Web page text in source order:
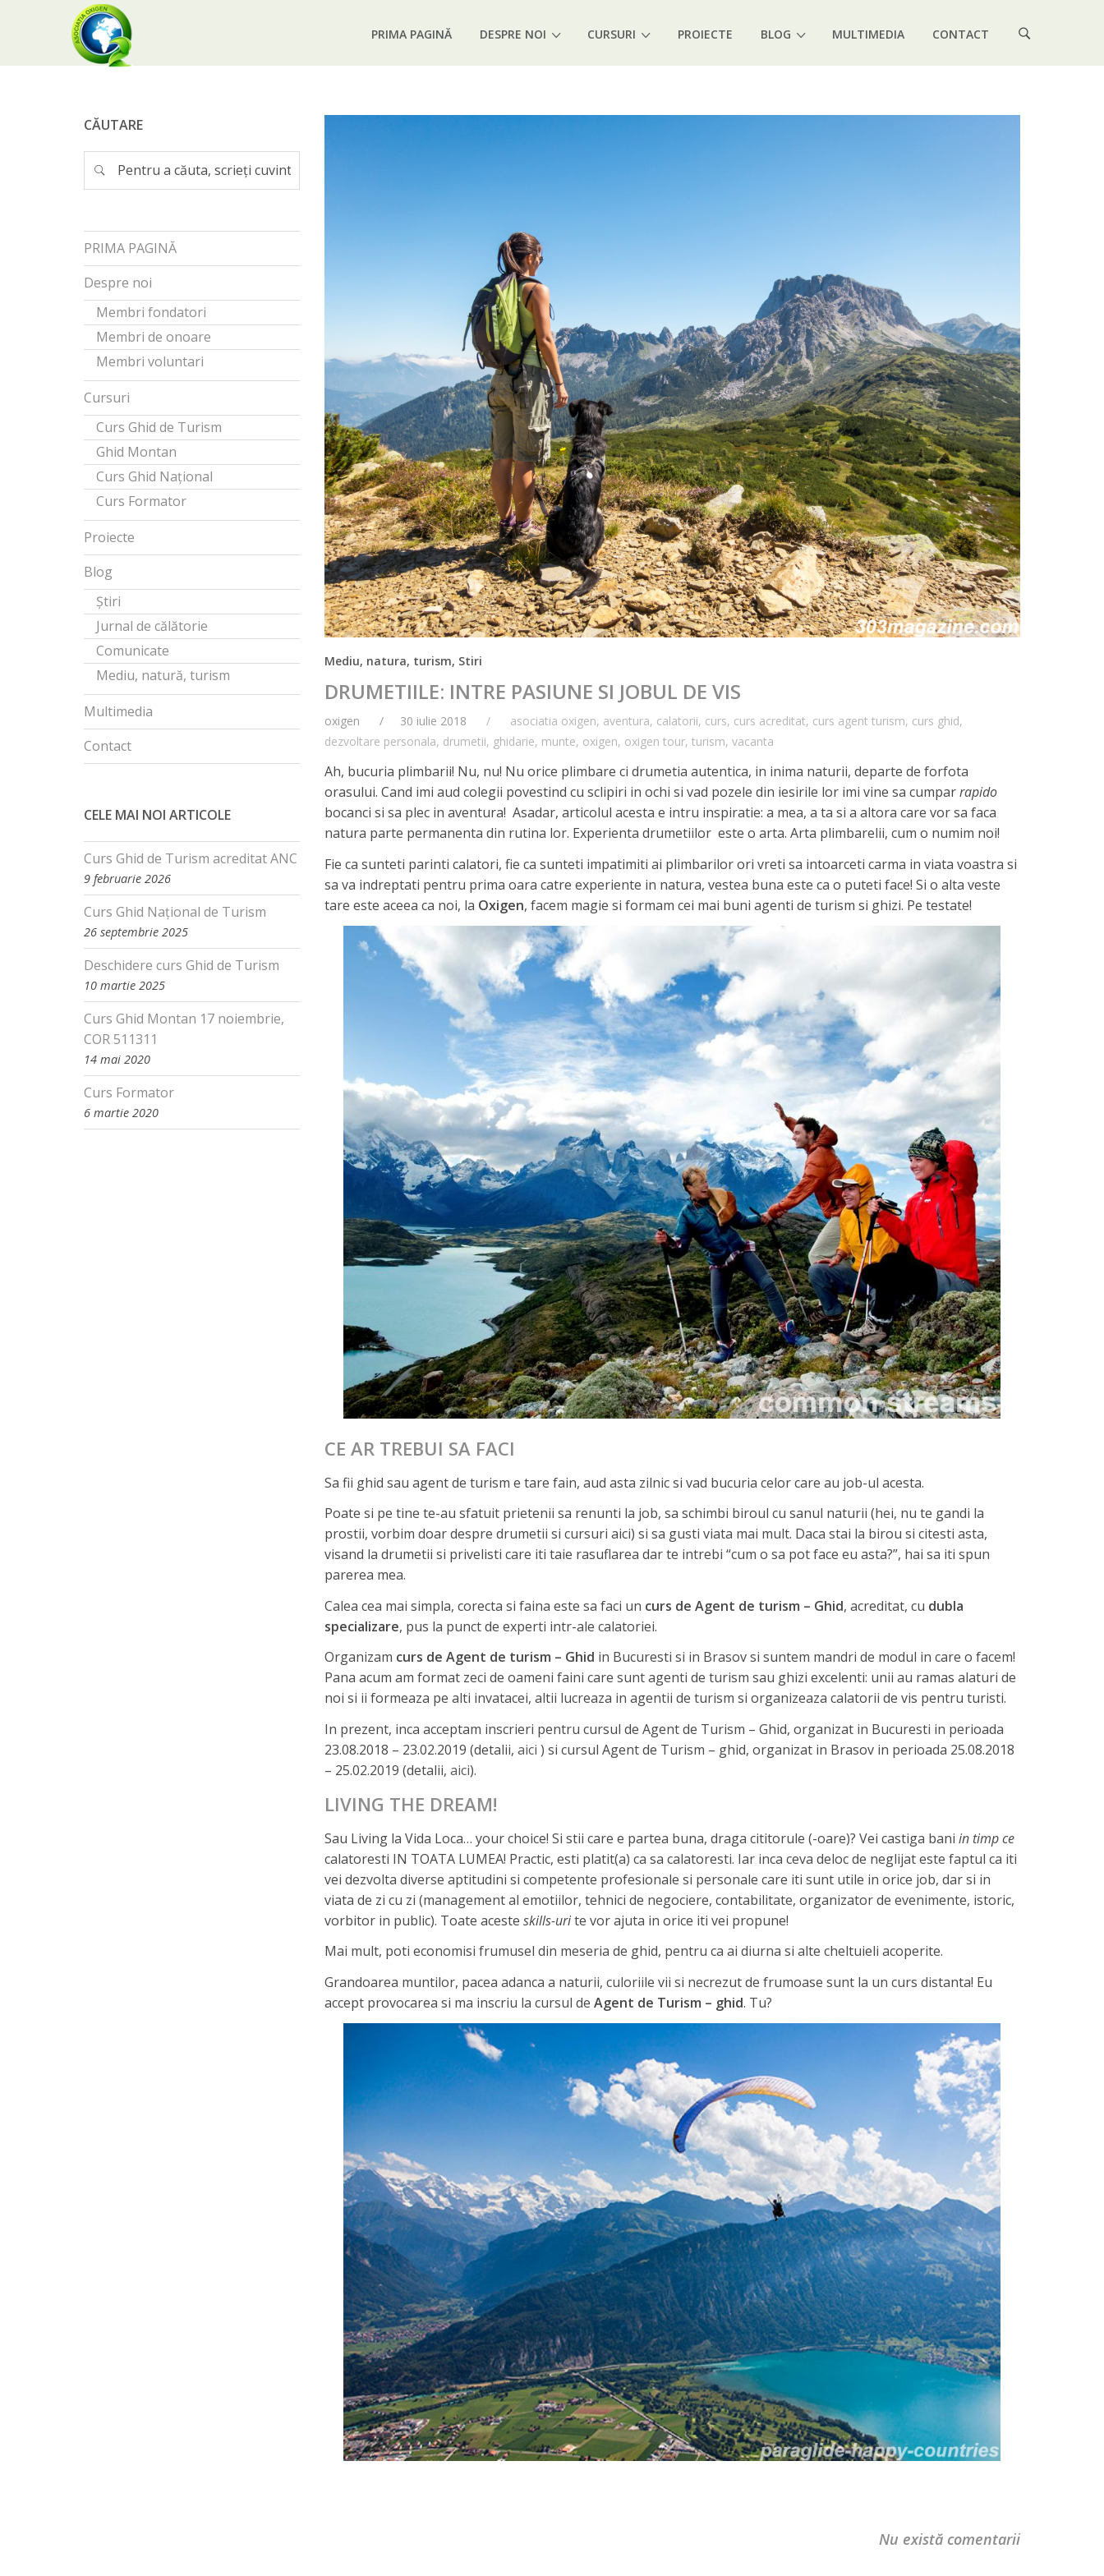
PRIMA PAGINĂ DESPRE NOI CURSURI PROIECTE BLOG MULTIMEDIA CONTACT
Mediu, natura, turism, Stiri
DRUMETIILE: INTRE PASIUNE SI JOBUL DE VIS
oxigen 30 iulie 2018 asociatia oxigen, aventura, calatorii, curs, curs acreditat, curs agent turism, curs ghid,
dezvoltare personala, drumetii, ghidarie, munte, oxigen, oxigen tour, turism, vacanta
Ah, bucuria plimbarii! Nu, nu! Nu orice plimbare ci drumetia autentica, in inima naturii, departe de forfota
orasului. Cand imi aud colegii povestind cu sclipiri in ochi si vad pozele din iesirile lor imi vine sa cumparrapido
bocanci si sa plec in aventura! Asadar, articolul acesta e intru inspiratie: a mea, a ta si a altora care vor sa faca
natura parte permanenta din rutina lor. Experienta drumetiilor este o arta. Arta plimbarelii, cum o numim noi!
Fie ca sunteti parinti calatori, fie ca sunteti impatimiti ai plimbarilor ori vreti sa intoarceti carma in viata voastra si
sa va indreptati pentru prima oara catre experiente in natura, vestea buna este ca o puteti face! Si o alta veste
tare este aceea ca noi, la Oxigen, facem magie si formam cei mai buni agenti de turism si ghizi. Pe testate!
CE AR TREBUI SA FACI
Sa fii ghid sau agent de turism e tare fain, aud asta zilnic si vad bucuria celor care au job-ul acesta.
Poate si pe tine te-au sfatuit prietenii sa renunti la job, sa schimbi biroul cu sanul naturii (hei, nu te gandi la
prostii, vorbim doar despre drumetii si cursuri aici) si sa gusti viata mai mult. Daca stai la birou si citesti asta,
visand la drumetii si privelisti care iti taie rasuflarea dar te intrebi “cum o sa pot face eu asta?”, hai sa iti spun
parerea mea.
Calea cea mai simpla, corecta si faina este sa faci un curs de Agent de turism – Ghid, acreditat, cu dubla
specializare, pus la punct de experti intr-ale calatoriei.
Organizam curs de Agent de turism – Ghid in Bucuresti si in Brasov si suntem mandri de modul in care o facem!
Pana acum am format zeci de oameni faini care sunt agenti de turism sau ghizi excelenti: unii au ramas alaturi de
noi si ii formeaza pe alti invatacei, altii lucreaza in agentii de turism si organizeaza calatorii de vis pentru turisti.
In prezent, inca acceptam inscrieri pentru cursul de Agent de Turism – Ghid, organizat in Bucuresti in perioada
23.08.2018 – 23.02.2019 (detalii, aici ) si cursul Agent de Turism – ghid, organizat in Brasov in perioada 25.08.2018
– 25.02.2019 (detalii, aici).
LIVING THE DREAM!
Sau Living la Vida Loca… your choice! Si stii care e partea buna, draga cititorule (-oare)? Vei castiga bani in timp ce
calatoresti IN TOATA LUMEA! Practic, esti platit(a) ca sa calatoresti. Iar inca ceva deloc de neglijat este faptul ca iti
vei dezvolta diverse aptitudini si competente profesionale si personale care iti sunt utile in orice job, dar si in
viata de zi cu zi (management al emotiilor, tehnici de negociere, contabilitate, organizator de evenimente, istoric,
vorbitor in public). Toate aceste skills-urite vor ajuta in orice iti vei propune!
Mai mult, poti economisi frumusel din meseria de ghid, pentru ca ai diurna si alte cheltuieli acoperite.
Grandoarea muntilor, pacea adanca a naturii, culoriile vii si necrezut de frumoase sunt la un curs distanta! Eu
accept provocarea si ma inscriu la cursul de Agent de Turism – ghid. Tu?
Nu există comentarii
CĂUTARE
PRIMA PAGINĂ
Despre noi
Membri fondatori
Membri de onoare
Membri voluntari
Cursuri
Curs Ghid de Turism
Ghid Montan
Curs Ghid Național
Curs Formator
Proiecte
Blog
Știri
Jurnal de călătorie
Comunicate
Mediu, natură, turism
Multimedia
Contact
CELE MAI NOI ARTICOLE
Curs Ghid de Turism acreditat ANC
9 februarie 2026
Curs Ghid Național de Turism
26 septembrie 2025
Deschidere curs Ghid de Turism
10 martie 2025
Curs Ghid Montan 17 noiembrie,
COR 511311
14 mai 2020
Curs Formator
6 martie 2020